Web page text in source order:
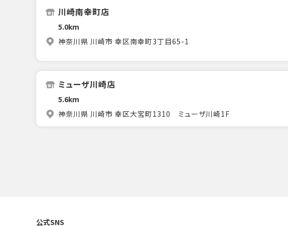
川崎南幸町店
5.0km
神奈川県 川崎市 幸区南幸町3丁目65-1
ミューザ川崎店
5.6km
神奈川県 川崎市 幸区大宮町1310 ミューザ川崎1F
公式SNS